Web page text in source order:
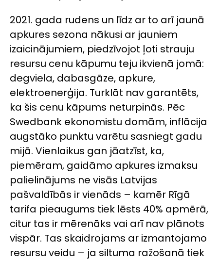
2021. gada rudens un līdz ar to arī jaunā
apkures sezona nākusi ar jauniem
izaicinājumiem, piedzīvojot ļoti strauju
resursu cenu kāpumu teju ikvienā jomā:
degviela, dabasgāze, apkure,
elektroenerģija. Turklāt nav garantēts,
ka šis cenu kāpums neturpinās. Pēc
Swedbank ekonomistu domām, inflācija
augstāko punktu varētu sasniegt gadu
mijā. Vienlaikus gan jāatzīst, ka,
piemēram, gaidāmo apkures izmaksu
palielinājums ne visās Latvijas
pašvaldībās ir vienāds – kamēr Rīgā
tarifa pieaugums tiek lēsts 40% apmērā,
citur tas ir mērenāks vai arī nav plānots
vispār. Tas skaidrojams ar izmantojamo
resursu veidu – ja siltuma ražošanā tiek